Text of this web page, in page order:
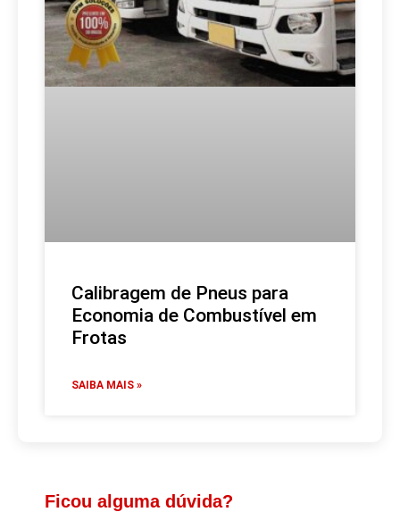
Calibragem de Pneus para
Economia de Combustível em
Frotas
SAIBA MAIS »
Ficou alguma dúvida?